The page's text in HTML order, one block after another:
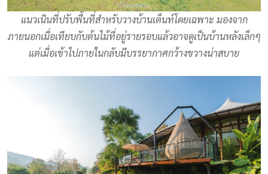
แนวเนินที่ปรับพื้นที่สำหรับวางบ้านเต็นท์โดยเฉพาะ มองจาก
ภายนอกเมื่อเทียบกับต้นไม้ที่อยู่รายรอบแล้วอาจดูเป็นบ้านหลังเล็กๆ
แต่เมื่อเข้าไปภายในกลับมีบรรยากาศกว้างขวางน่าสบาย